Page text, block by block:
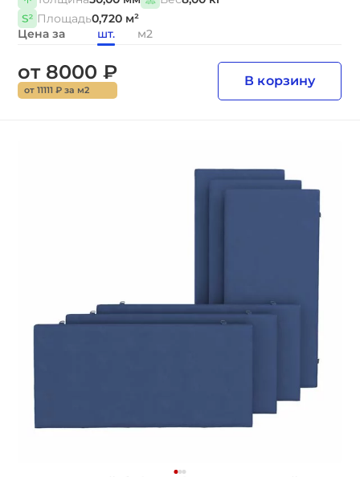
Площадь0,720 м²
Цена за
шт. м2
от 8000 ₽
от 11111 ₽ за м2
В корзину